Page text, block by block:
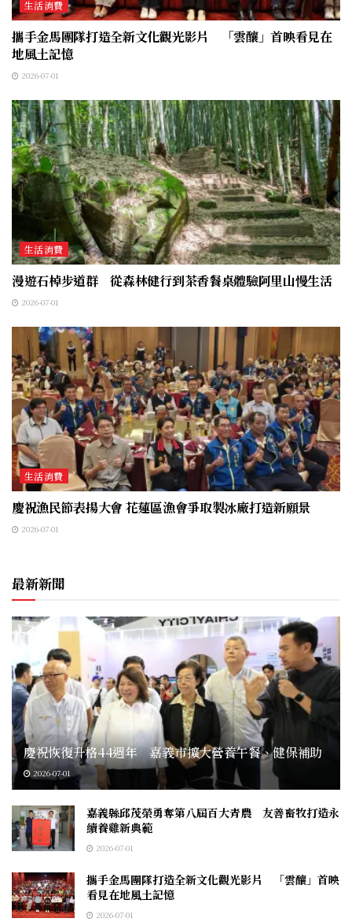
生活消費
攜手金馬團隊打造全新文化觀光影片 「雲釀」首映看見在
地風土記憶
2026-07-01
生活消費
漫遊石棹步道群 從森林健行到茶香餐桌體驗阿里山慢生活
2026-07-01
生活消費
慶祝漁民節表揚大會 花蓮區漁會爭取製冰廠打造新願景
2026-07-01
最新新聞
慶祝恢復升格44週年 嘉義市擴大營養午餐、健保補助
2026-07-01
嘉義縣邱茂榮勇奪第八屆百大青農 友善畜牧打造永
續養雞新典範
2026-07-01
攜手金馬團隊打造全新文化觀光影片 「雲釀」首映
看見在地風土記憶
2026-07-01